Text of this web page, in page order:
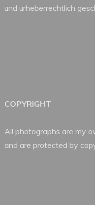
und urheberrechtlich
COPYRIGHT
All photographs are my
and are protected by